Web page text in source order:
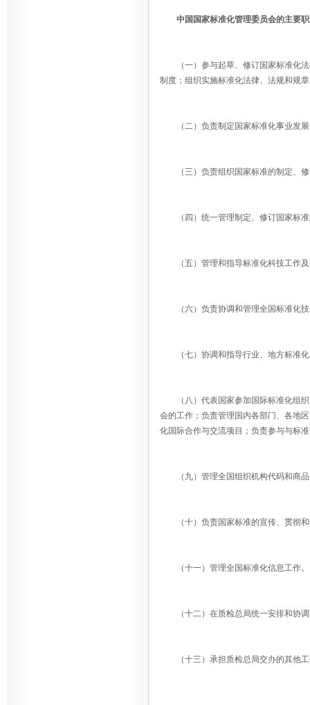
中国国家标准化管理委员会的主要
（一）参与起草、修订国家标准化法
制度；组织实施标准化法律、法规和规
（二）负责制定国家标准化事业发展
（三）负责组织国家标准的制定、修
（四）统一管理制定、修订国家标准
（五）管理和指导标准化科技工作及
（六）负责协调和管理全国标准化技
（七）协调和指导行业、地方标准化
（八）代表国家参加国际标准化组织
会的工作；负责管理国内各部门、各地
化国际合作与交流项目；负责参与与标
（九）管理全国组织机构代码和商品
（十）负责国家标准的宣传、贯彻和
（十一）管理全国标准化信息工作。
（十二）在质检总局统一安排和协调
（十三）承担质检总局交办的其他工